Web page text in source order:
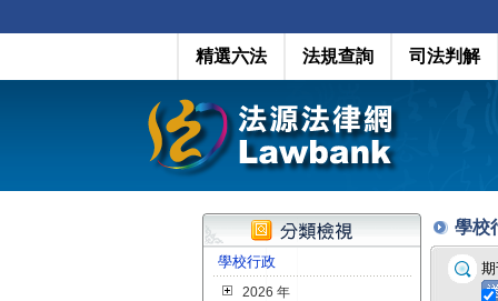
精選六法 法規查詢 司法判解
學校行政
2026 年
學校